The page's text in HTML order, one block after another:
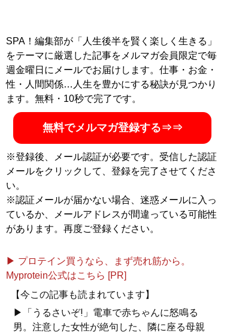
SPA！編集部が「人生後半を賢く楽しく生きる」
をテーマに厳選した記事をメルマガ会員限定で毎
週金曜日にメールでお届けします。仕事・お金・
性・人間関係…人生を豊かにする秘訣が見つかり
ます。無料・10秒で完了です。
無料でメルマガ登録する⇒⇒
※登録後、メール認証が必要です。受信した認証
メールをクリックして、登録を完了させてくださ
い。
※認証メールが届かない場合、迷惑メールに入っ
ているか、メールアドレスが間違っている可能性
があります。再度ご登録ください。
▶ プロテイン買うなら、まず売れ筋から。
Myprotein公式はこちら [PR]
【今この記事も読まれています】
▶「うるさいぞ!」電車で赤ちゃんに怒鳴る
男。注意した女性が絶句した、隣に座る母親